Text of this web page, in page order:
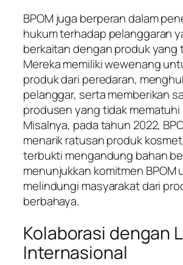
BPOM juga berperan dalam
hukum terhadap pelanggaran
berkaitan dengan produk yang
Mereka memiliki wewenang
produk dari peredaran,
pelanggar, serta memberikan
produsen yang tidak mematuhi
Misalnya, pada tahun 2022,
menarik ratusan produk
terbukti mengandung bahan
menunjukkan komitmen BPOM
melindungi masyarakat dari
berbahaya.
Kolaborasi dengan
Internasional